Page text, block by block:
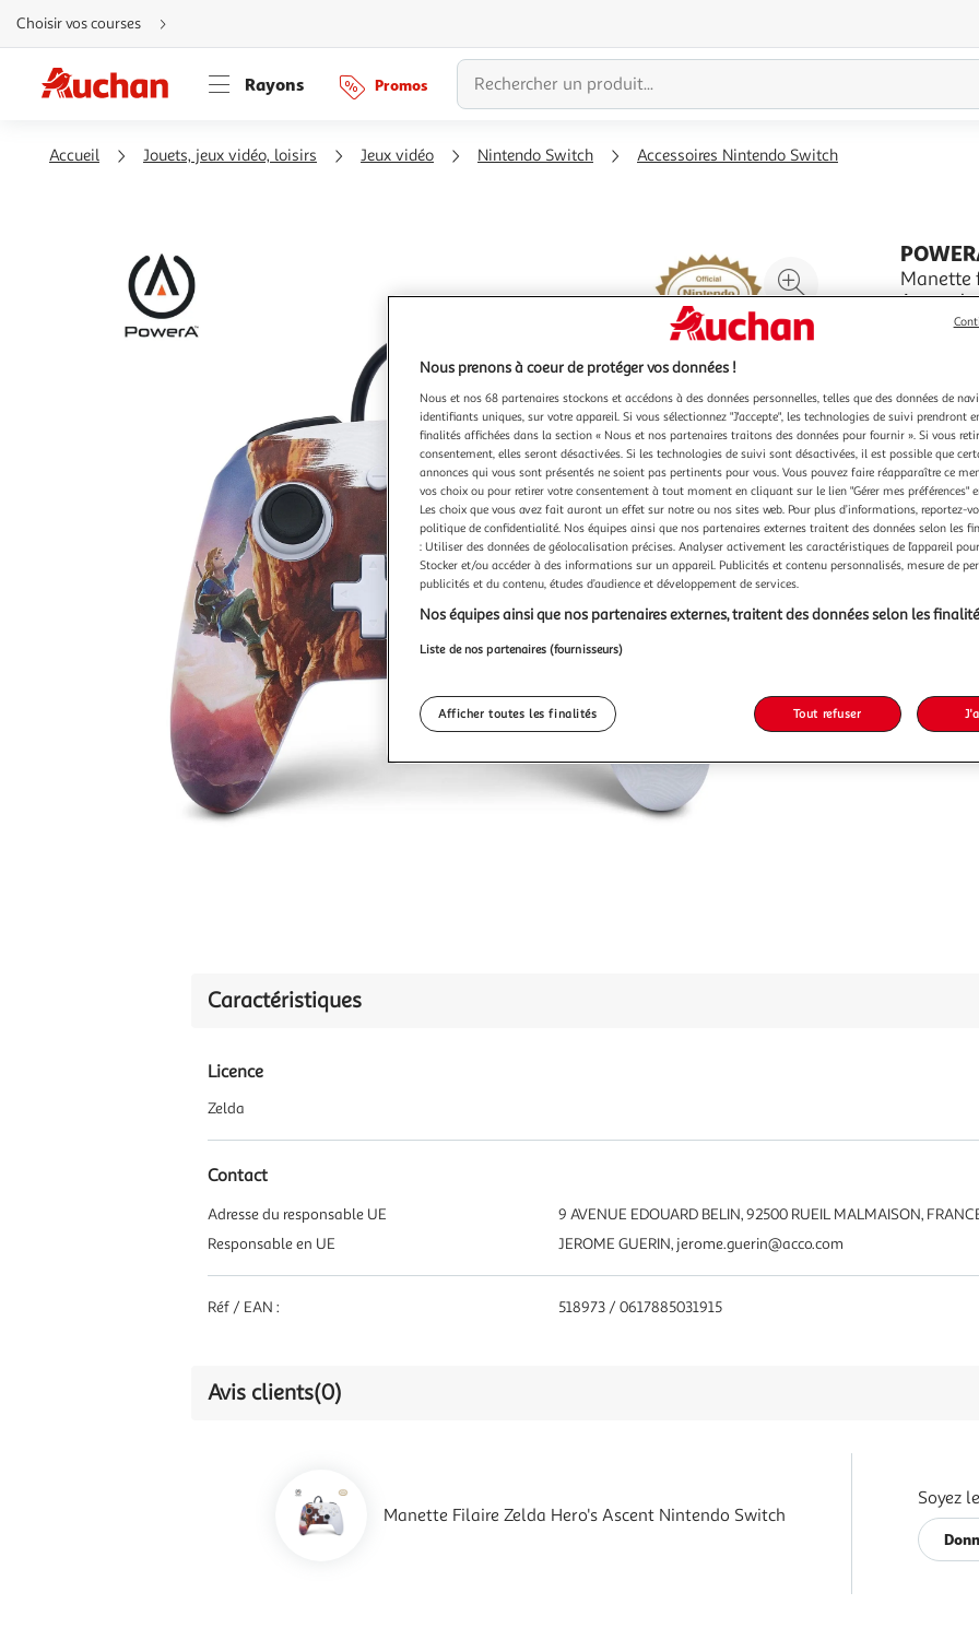
Aller
directement
au
Aller
directement
à
Aller
directement
Choisir vos courses
Rayons Promos
Accueil Jouets, jeux vidéo, loisirs Jeux vidéo Nintendo Switch Accessoires Nintendo Switch
Agrandir
l'illustration
à
Réduire
à
100
%
Partager
le
produit
Manette
En savoir
32,99€ / pce
Caractéristiques
Licence
Zelda
Contact
Adresse du responsable UE
9 AVENUE EDOUARD BELIN, 92500 RUEIL MALMAISON,
Responsable en UE
JEROME GUERIN, jerome.guerin@acco.com
Réf / EAN : 518973 / 0617885031915
Avis clients(0)
Manette Filaire Zelda Hero's Ascent Nintendo Switch
Soyez
Nous prenons à coeur de protéger vos données !
Nous et nos 68 partenaires stockons et accédons à des données personnelles, telles que des données de
identifiants uniques, sur votre appareil. Si vous sélectionnez "J'accepte", les technologies de suivi prendront
finalités affichées dans la section « Nous et nos partenaires traitons des données pour fournir ». Si vous
consentement, elles seront désactivées. Si les technologies de suivi sont désactivées, il est possible que
annonces qui vous sont présentés ne soient pas pertinents pour vous. Vous pouvez faire réapparaître ce
vos choix ou pour retirer votre consentement à tout moment en cliquant sur le lien "Gérer mes préférences"
Les choix que vous avez fait auront un effet sur notre ou nos sites web. Pour plus d’informations, reportez-
politique de confidentialité. Nos équipes ainsi que nos partenaires externes traitent des données selon les
: Utiliser des données de géolocalisation précises. Analyser activement les caractéristiques de l’appareil
Stocker et/ou accéder à des informations sur un appareil. Publicités et contenu personnalisés, mesure de
publicités et du contenu, études d’audience et développement de services.
Nos équipes ainsi que nos partenaires externes, traitent des données selon les
Liste de nos partenaires (fournisseurs)
Afficher toutes les finalités Tout refuser